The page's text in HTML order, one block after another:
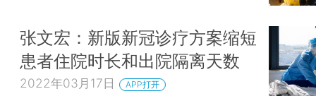
张文宏：新版新冠诊疗方案缩短
患者住院时长和出院隔离天数
2022年03月17日 APP打开